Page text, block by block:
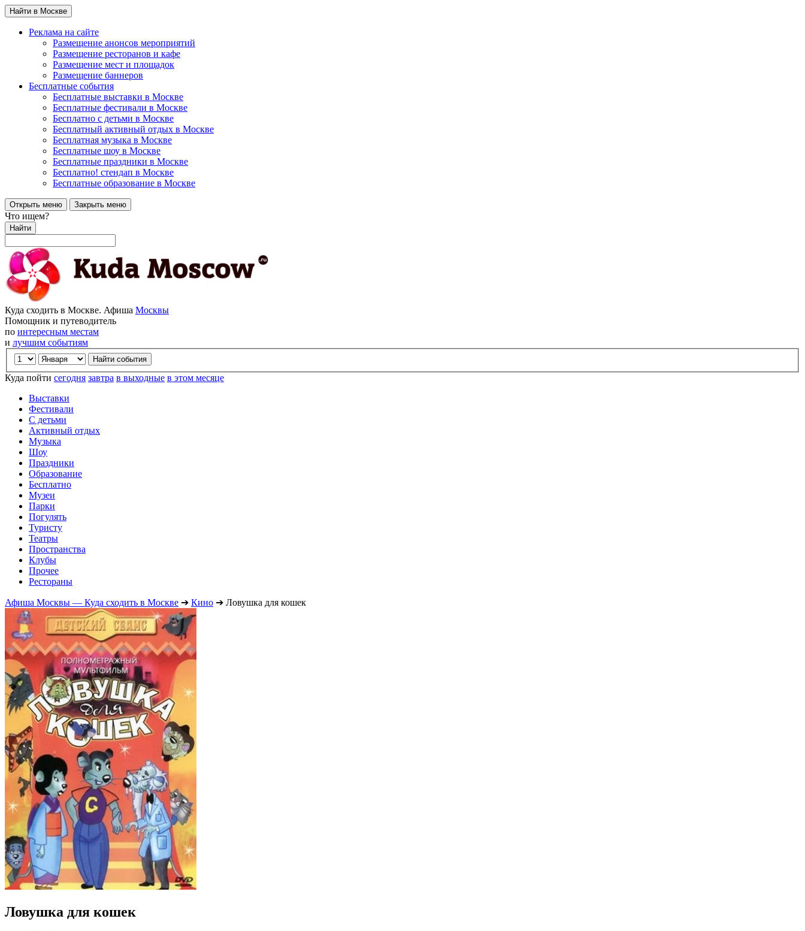
Найти в Москве
Реклама на сайте
Размещение анонсов мероприятий
Размещение ресторанов и кафе
Размещение мест и площадок
Размещение баннеров
Бесплатные события
Бесплатные выставки в Москве
Бесплатные фестивали в Москве
Бесплатно с детьми в Москве
Бесплатный активный отдых в Москве
Бесплатная музыка в Москве
Бесплатные шоу в Москве
Бесплатные праздники в Москве
Бесплатно! стендап в Москве
Бесплатные образование в Москве
Открыть меню Закрыть меню
Что ищем?
Найти
Куда сходить в Москве. Афиша Москвы
Помощник и путеводитель
по интересным местам
и лучшим событиям
Куда пойти сегодня завтра в выходные в этом месяце
Выставки
Фестивали
С детьми
Активный отдых
Музыка
Шоу
Праздники
Образование
Бесплатно
Музеи
Парки
Погулять
Туристу
Театры
Пространства
Клубы
Прочее
Рестораны
Афиша Москвы — Куда сходить в Москве ➔ Кино ➔ Ловушка для кошек
Ловушка для кошек